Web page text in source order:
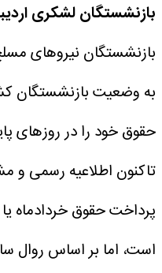
بازنشستگان لشکری
بازنشستگان نیروهای
به وضعیت بازنشستگان
حقوق خود را در روزهای
تاکنون اطلاعیه رسمی و
پرداخت حقوق خردادماه
است، اما بر اساس روال